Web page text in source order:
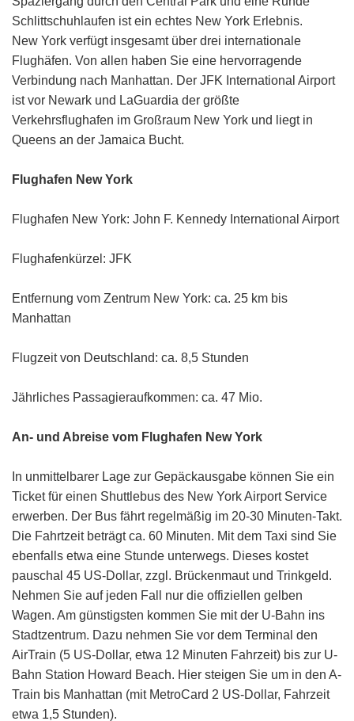
Schlittschuhlaufen ist ein echtes New York Erlebnis.
New York verfügt insgesamt über drei internationale
Flughäfen. Von allen haben Sie eine hervorragende
Verbindung nach Manhattan. Der JFK International Airport
ist vor Newark und LaGuardia der größte
Verkehrsflughafen im Großraum New York und liegt in
Queens an der Jamaica Bucht.
Flughafen New York
Flughafen New York: John F. Kennedy International Airport
Flughafenkürzel: JFK
Entfernung vom Zentrum New York: ca. 25 km bis
Manhattan
Flugzeit von Deutschland: ca. 8,5 Stunden
Jährliches Passagieraufkommen: ca. 47 Mio.
An- und Abreise vom Flughafen New York
In unmittelbarer Lage zur Gepäckausgabe können Sie ein
Ticket für einen Shuttlebus des New York Airport Service
erwerben. Der Bus fährt regelmäßig im 20-30 Minuten-Takt.
Die Fahrtzeit beträgt ca. 60 Minuten. Mit dem Taxi sind Sie
ebenfalls etwa eine Stunde unterwegs. Dieses kostet
pauschal 45 US-Dollar, zzgl. Brückenmaut und Trinkgeld.
Nehmen Sie auf jeden Fall nur die offiziellen gelben
Wagen. Am günstigsten kommen Sie mit der U-Bahn ins
Stadtzentrum. Dazu nehmen Sie vor dem Terminal den
AirTrain (5 US-Dollar, etwa 12 Minuten Fahrzeit) bis zur U-
Bahn Station Howard Beach. Hier steigen Sie um in den A-
Train bis Manhattan (mit MetroCard 2 US-Dollar, Fahrzeit
etwa 1,5 Stunden).